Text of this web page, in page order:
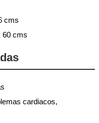
cms
60 cms
cardiacos,